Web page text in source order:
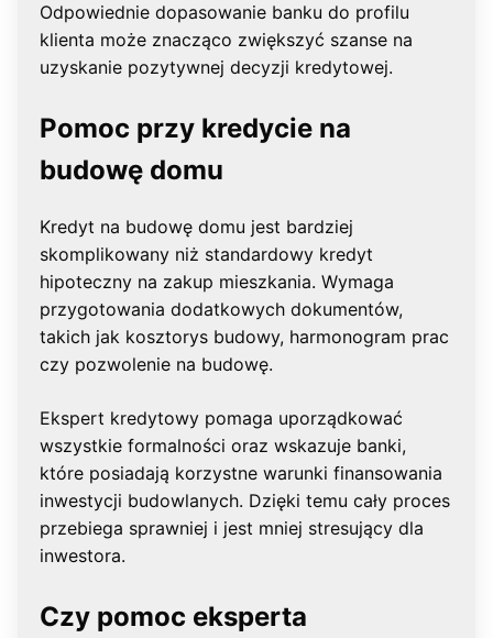
Odpowiednie dopasowanie banku do profilu
klienta może znacząco zwiększyć szanse na
uzyskanie pozytywnej decyzji kredytowej.
Pomoc przy kredycie na
budowę domu
Kredyt na budowę domu jest bardziej
skomplikowany niż standardowy kredyt
hipoteczny na zakup mieszkania. Wymaga
przygotowania dodatkowych dokumentów,
takich jak kosztorys budowy, harmonogram prac
czy pozwolenie na budowę.
Ekspert kredytowy pomaga uporządkować
wszystkie formalności oraz wskazuje banki,
które posiadają korzystne warunki finansowania
inwestycji budowlanych. Dzięki temu cały proces
przebiega sprawniej i jest mniej stresujący dla
inwestora.
Czy pomoc eksperta